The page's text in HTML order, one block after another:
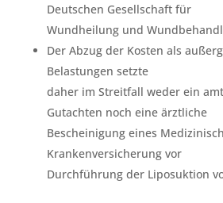
Deutschen Gesellschaft für
Wundheilung und
Der Abzug der Kosten als
Belastungen setzte
daher im Streitfall weder ein
Gutachten noch eine ärztliche
Bescheinigung eines
Krankenversicherung vor
Durchführung der Liposuktion